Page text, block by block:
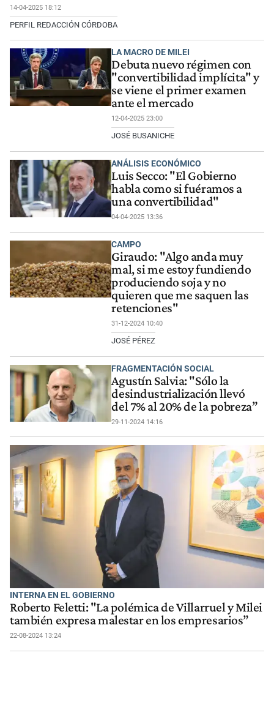
14-04-2025 18:12
PERFIL REDACCIÓN CÓRDOBA
LA MACRO DE MILEI
Debuta nuevo régimen con
"convertibilidad implícita" y
se viene el primer examen
ante el mercado
12-04-2025 23:00
JOSÉ BUSANICHE
ANÁLISIS ECONÓMICO
Luis Secco: "El Gobierno
habla como si fuéramos a
una convertibilidad"
04-04-2025 13:36
CAMPO
Giraudo: "Algo anda muy
mal, si me estoy fundiendo
produciendo soja y no
quieren que me saquen las
retenciones"
31-12-2024 10:40
JOSÉ PÉREZ
FRAGMENTACIÓN SOCIAL
Agustín Salvia: "Sólo la
desindustrialización llevó
del 7% al 20% de la pobreza”
29-11-2024 14:16
INTERNA EN EL GOBIERNO
Roberto Feletti: "La polémica de Villarruel y Milei
también expresa malestar en los empresarios”
22-08-2024 13:24